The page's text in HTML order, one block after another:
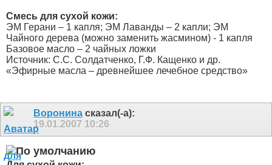
Смесь для сухой кожи:
ЭМ Герани – 1 капля; ЭМ Лаванды – 2 капли; ЭМ
Чайного дерева (можно заменить жасмином) - 1 капля
Базовое масло – 2 чайных ложки
Источник: С.С. Солдатченко, Г.Ф. Кащенко и др.
«Эфирные масла – древнейшее лечебное средство»
Воронина сказал(-а):
19.01.2007 10:26